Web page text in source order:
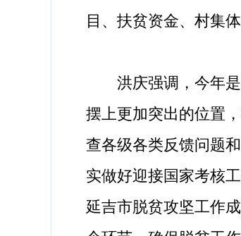
目、扶贫资金、村集
洪庆强调，今年是
摆上更加突出的位置
查各级各类反馈问题
实做好迎接国家考核
延吉市脱贫攻坚工作